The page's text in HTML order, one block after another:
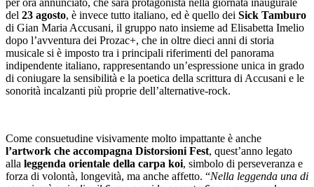
del 23 agosto, è invece tutto italiano, ed è quello dei Sick Tamburo
di Gian Maria Accusani, il gruppo nato insieme ad Elisabetta Imelio
dopo l’avventura dei Prozac+, che in oltre dieci anni di storia
musicale si è imposto tra i principali riferimenti del panorama
indipendente italiano, rappresentando un’espressione unica in grado
di coniugare la sensibilità e la poetica della scrittura di Accusani e le
sonorità incalzanti più proprie dell’alternative-rock.
Come consuetudine visivamente molto impattante è anche
l’artwork che accompagna Distorsioni Fest, quest’anno legato
alla leggenda orientale della carpa koi, simbolo di perseveranza e
forza di volontà, longevità, ma anche affetto. “Nella leggenda una di